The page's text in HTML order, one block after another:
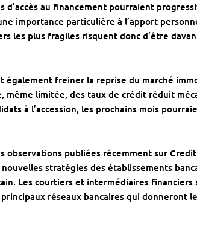
d’accès au financement pourraient
importance particulière à l’apport
les plus fragiles risquent donc d’être
également freiner la reprise du marché
même limitée, des taux de crédit réduit
à l’accession, les prochains mois
observations publiées récemment sur
stratégies des établissements
Les courtiers et intermédiaires
réseaux bancaires qui donneront